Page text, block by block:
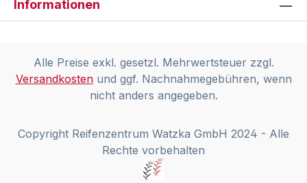
Informationen
Alle Preise exkl. gesetzl. Mehrwertsteuer zzgl.
Versandkostenund ggf. Nachnahmegebühren, wenn
nicht anders angegeben.
Copyright Reifenzentrum Watzka GmbH 2024 - Alle
Rechte vorbehalten